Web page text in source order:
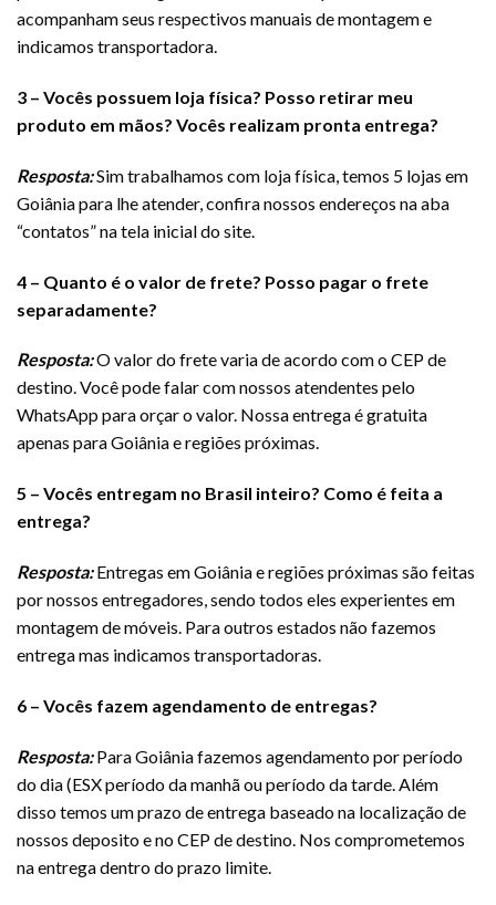
acompanham seus respectivos manuais de montagem e
indicamos transportadora.
3 – Vocês possuem loja física? Posso retirar meu
produto em mãos? Vocês realizam pronta entrega?
Resposta:Sim trabalhamos com loja física, temos 5 lojas em
Goiânia para lhe atender, confira nossos endereços na aba
“contatos” na tela inicial do site.
4 – Quanto é o valor de frete? Posso pagar o frete
separadamente?
Resposta:O valor do frete varia de acordo com o CEP de
destino. Você pode falar com nossos atendentes pelo
WhatsApp para orçar o valor. Nossa entrega é gratuita
apenas para Goiânia e regiões próximas.
5 – Vocês entregam no Brasil inteiro? Como é feita a
entrega?
Resposta:Entregas em Goiânia e regiões próximas são feitas
por nossos entregadores, sendo todos eles experientes em
montagem de móveis. Para outros estados não fazemos
entrega mas indicamos transportadoras.
6 – Vocês fazem agendamento de entregas?
Resposta:Para Goiânia fazemos agendamento por período
do dia (ESX período da manhã ou período da tarde. Além
disso temos um prazo de entrega baseado na localização de
nossos deposito e no CEP de destino. Nos comprometemos
na entrega dentro do prazo limite.